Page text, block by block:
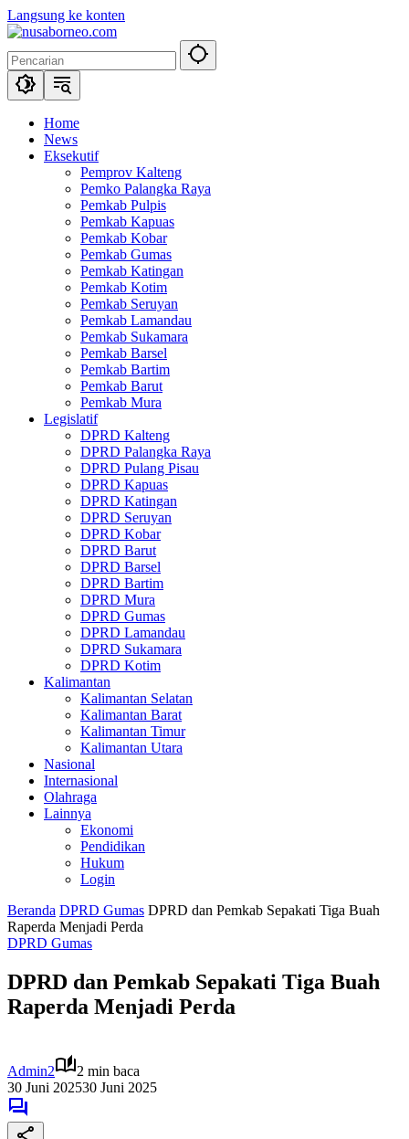
Langsung ke konten
Home
News
Eksekutif
Pemprov Kalteng
Pemko Palangka Raya
Pemkab Pulpis
Pemkab Kapuas
Pemkab Kobar
Pemkab Gumas
Pemkab Katingan
Pemkab Kotim
Pemkab Seruyan
Pemkab Lamandau
Pemkab Sukamara
Pemkab Barsel
Pemkab Bartim
Pemkab Barut
Pemkab Mura
Legislatif
DPRD Kalteng
DPRD Palangka Raya
DPRD Pulang Pisau
DPRD Kapuas
DPRD Katingan
DPRD Seruyan
DPRD Kobar
DPRD Barut
DPRD Barsel
DPRD Bartim
DPRD Mura
DPRD Gumas
DPRD Lamandau
DPRD Sukamara
DPRD Kotim
Kalimantan
Kalimantan Selatan
Kalimantan Barat
Kalimantan Timur
Kalimantan Utara
Nasional
Internasional
Olahraga
Lainnya
Ekonomi
Pendidikan
Hukum
Login
Beranda DPRD Gumas DPRD dan Pemkab Sepakati Tiga Buah
Raperda Menjadi Perda
DPRD Gumas
DPRD dan Pemkab Sepakati Tiga Buah
Raperda Menjadi Perda
Admin2
2 min baca
30 Juni 202530 Juni 2025